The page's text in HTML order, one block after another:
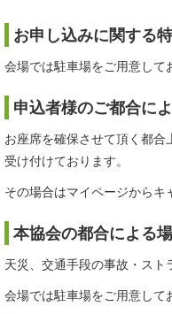
お申し込みに関する
会場では駐車場をご用意して
申込者様のご都合に
お座席を確保させて頂く都
受け付けております。
その場合はマイページからキ
本協会の都合による
天災、交通手段の事故・ス
会場では駐車場をご用意して